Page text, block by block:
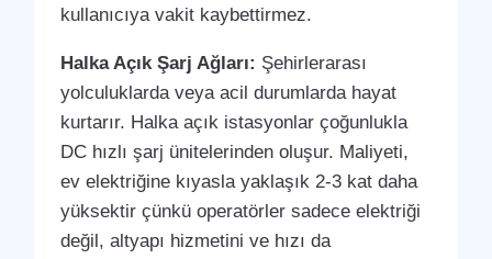
kullanıcıya vakit kaybettirmez.
Halka Açık Şarj Ağları: Şehirlerarası
yolculuklarda veya acil durumlarda hayat
kurtarır. Halka açık istasyonlar çoğunlukla
DC hızlı şarj ünitelerinden oluşur. Maliyeti,
ev elektriğine kıyasla yaklaşık 2-3 kat daha
yüksektir çünkü operatörler sadece elektriği
değil, altyapı hizmetini ve hızı da